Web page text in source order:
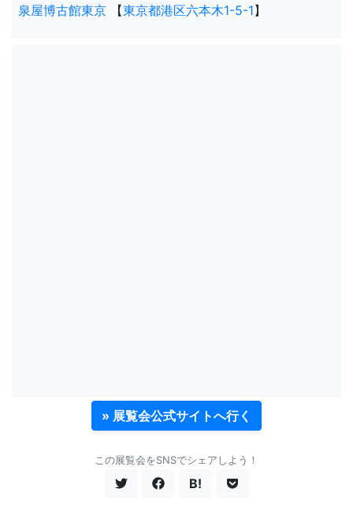
泉屋博古館東京 【東京都港区六本木1-5-1】
» 展覧会公式サイトへ行く
この展覧会をSNSでシェアしよう！
B!